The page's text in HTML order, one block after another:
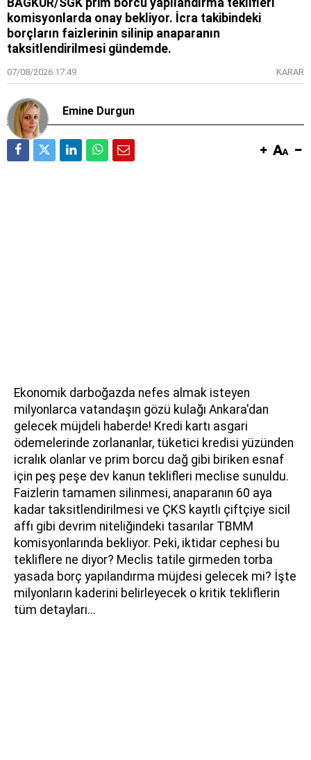
BAĞKUR/SGK prim borcu yapılandırma teklifleri
komisyonlarda onay bekliyor. İcra takibindeki
borçların faizlerinin silinip anaparanın
taksitlendirilmesi gündemde.
07/08/2026 17:49 KARAR
Emine Durgun
Ekonomik darboğazda nefes almak isteyen
milyonlarca vatandaşın gözü kulağı Ankara'dan
gelecek müjdeli haberde! Kredi kartı asgari
ödemelerinde zorlananlar, tüketici kredisi yüzünden
icralık olanlar ve prim borcu dağ gibi biriken esnaf
için peş peşe dev kanun teklifleri meclise sunuldu.
Faizlerin tamamen silinmesi, anaparanın 60 aya
kadar taksitlendirilmesi ve ÇKS kayıtlı çiftçiye sicil
affı gibi devrim niteliğindeki tasarılar TBMM
komisyonlarında bekliyor. Peki, iktidar cephesi bu
tekliflere ne diyor? Meclis tatile girmeden torba
yasada borç yapılandırma müjdesi gelecek mi? İşte
milyonların kaderini belirleyecek o kritik tekliflerin
tüm detayları...